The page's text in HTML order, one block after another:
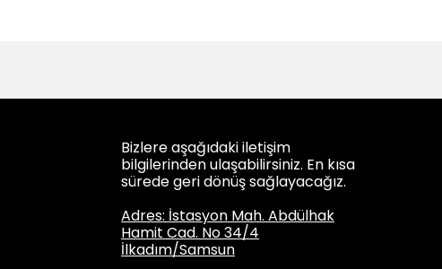
Bizlere aşağıdaki iletişim
bilgilerinden ulaşabilirsiniz. En kısa
sürede geri dönüş sağlayacağız.
Adres: İstasyon Mah. Abdülhak
Hamit Cad. No 34/4
İlkadım/Samsun